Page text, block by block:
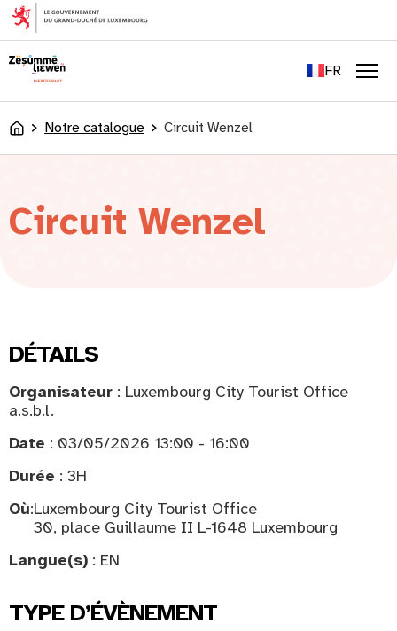
principal
FR
LU
AccueilNotre catalogue Circuit Wenzel
Circuit Wenzel
DÉTAILS
Organisateur : Luxembourg City Tourist Office
a.s.b.l.
Date : 03/05/2026 13:00 - 16:00
Durée : 3H
Où:Luxembourg City Tourist Office
30, place Guillaume II L-1648 Luxembourg
Langue(s) : EN
TYPE D’ÉVÈNEMENT